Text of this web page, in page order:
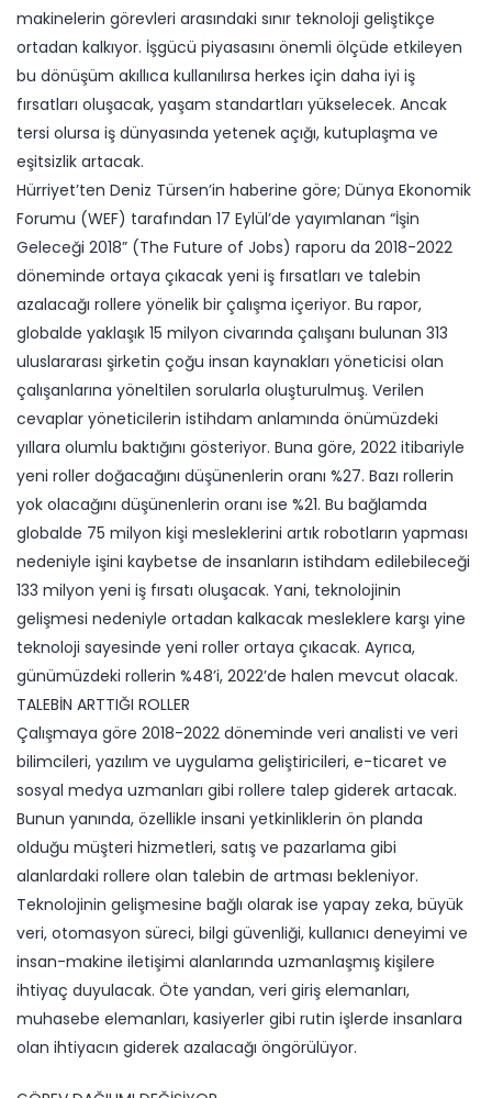
makinelerin görevleri arasındaki sınır teknoloji geliştikçe
ortadan kalkıyor. İşgücü piyasasını önemli ölçüde etkileyen
bu dönüşüm akıllıca kullanılırsa herkes için daha iyi iş
fırsatları oluşacak, yaşam standartları yükselecek. Ancak
tersi olursa iş dünyasında yetenek açığı, kutuplaşma ve
eşitsizlik artacak.
Hürriyet’ten Deniz Türsen’in haberine göre; Dünya Ekonomik
Forumu (WEF) tarafından 17 Eylül’de yayımlanan “İşin
Geleceği 2018” (The Future of Jobs) raporu da 2018-2022
döneminde ortaya çıkacak yeni iş fırsatları ve talebin
azalacağı rollere yönelik bir çalışma içeriyor. Bu rapor,
globalde yaklaşık 15 milyon civarında çalışanı bulunan 313
uluslararası şirketin çoğu insan kaynakları yöneticisi olan
çalışanlarına yöneltilen sorularla oluşturulmuş. Verilen
cevaplar yöneticilerin istihdam anlamında önümüzdeki
yıllara olumlu baktığını gösteriyor. Buna göre, 2022 itibariyle
yeni roller doğacağını düşünenlerin oranı %27. Bazı rollerin
yok olacağını düşünenlerin oranı ise %21. Bu bağlamda
globalde 75 milyon kişi mesleklerini artık robotların yapması
nedeniyle işini kaybetse de insanların istihdam edilebileceği
133 milyon yeni iş fırsatı oluşacak. Yani, teknolojinin
gelişmesi nedeniyle ortadan kalkacak mesleklere karşı yine
teknoloji sayesinde yeni roller ortaya çıkacak. Ayrıca,
günümüzdeki rollerin %48’i, 2022’de halen mevcut olacak.
TALEBİN ARTTIĞI ROLLER
Çalışmaya göre 2018-2022 döneminde veri analisti ve veri
bilimcileri, yazılım ve uygulama geliştiricileri, e-ticaret ve
sosyal medya uzmanları gibi rollere talep giderek artacak.
Bunun yanında, özellikle insani yetkinliklerin ön planda
olduğu müşteri hizmetleri, satış ve pazarlama gibi
alanlardaki rollere olan talebin de artması bekleniyor.
Teknolojinin gelişmesine bağlı olarak ise yapay zeka, büyük
veri, otomasyon süreci, bilgi güvenliği, kullanıcı deneyimi ve
insan-makine iletişimi alanlarında uzmanlaşmış kişilere
ihtiyaç duyulacak. Öte yandan, veri giriş elemanları,
muhasebe elemanları, kasiyerler gibi rutin işlerde insanlara
olan ihtiyacın giderek azalacağı öngörülüyor.